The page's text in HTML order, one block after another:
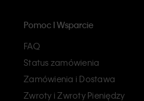
Pomoc I Wsparcie
FAQ
Status zamówienia
Zamówienia i Dostawa
Zwroty i Zwroty Pieniędzy